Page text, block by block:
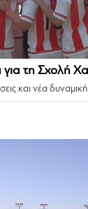
για τη Σχολή
και νέα